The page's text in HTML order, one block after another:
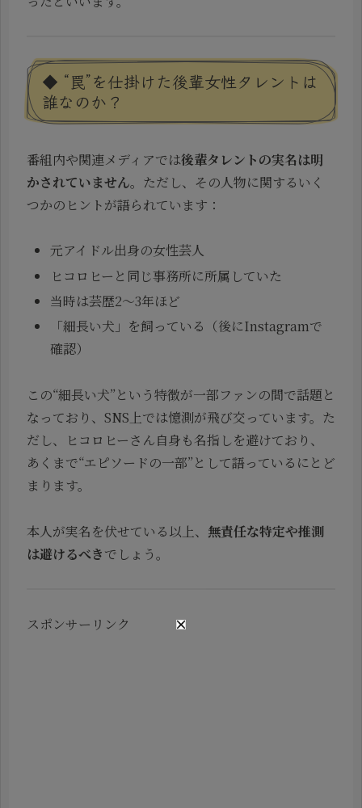
◆ “罠”を仕掛けた後輩女性タレントは
誰なのか？
番組内や関連メディアでは後輩タレントの実名は明
かされていません。ただし、その人物に関するいく
つかのヒントが語られています：
元アイドル出身の女性芸人
ヒコロヒーと同じ事務所に所属していた
当時は芸歴2～3年ほど
「細長い犬」を飼っている（後にInstagramで
確認）
この“細長い犬”という特徴が一部ファンの間で話題と
なっており、SNS上では憶測が飛び交っています。た
だし、ヒコロヒーさん自身も名指しを避けており、
あくまで“エピソードの一部”として語っているにとど
まります。
本人が実名を伏せている以上、 無責任な特定や推測
は避けるべきでしょう。
スポンサーリンク